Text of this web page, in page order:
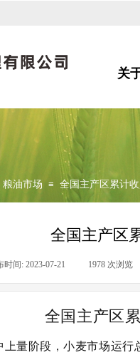
关
粮油市场 ≡ 全国主产区累计
全国主产区
时间: 2023-07-21 1978 次浏览
全国主产区
量阶段，小麦市场运行